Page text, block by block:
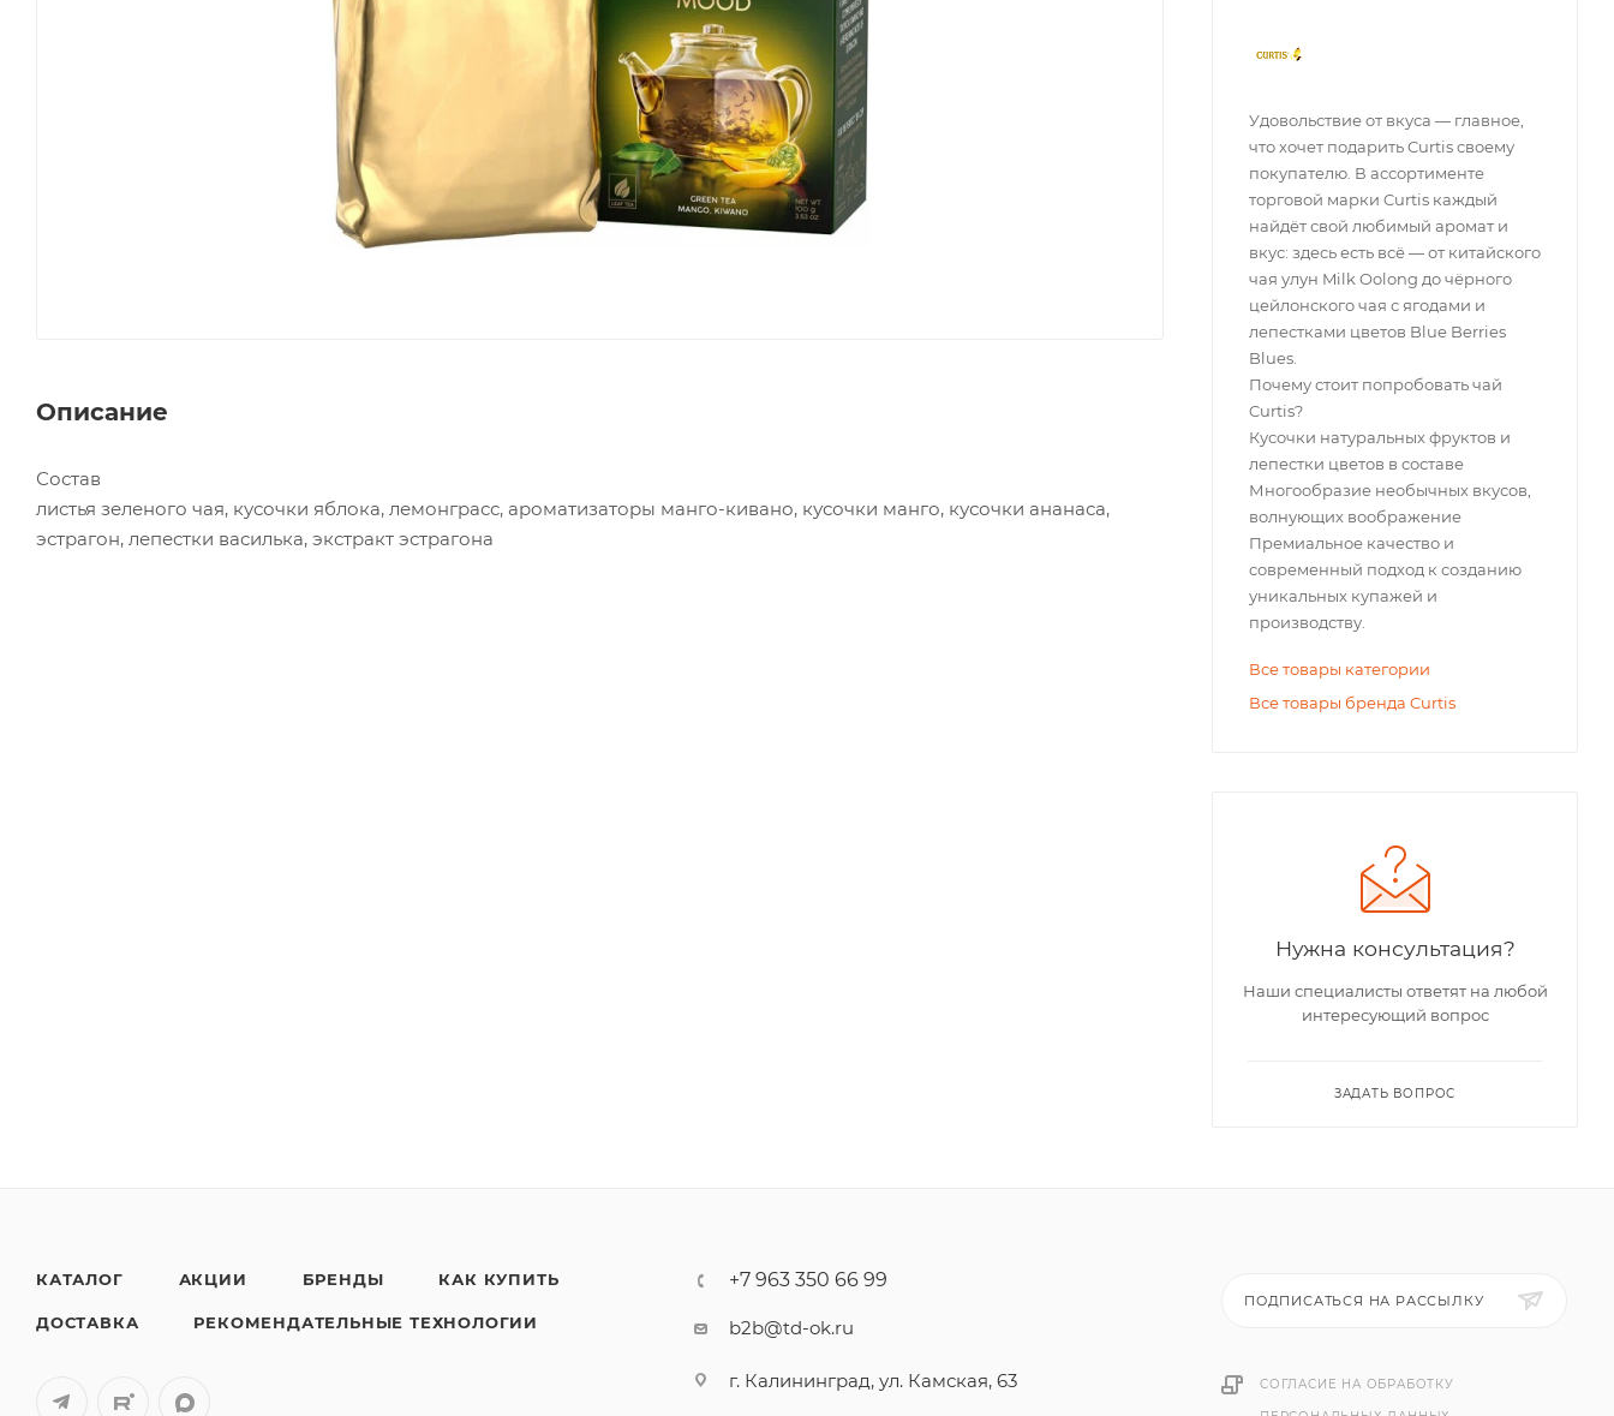
Описание
Состав
листья зеленого чая, кусочки яблока, лемонграсс, ароматизаторы манго-кивано, кусочки манго, кусочки ананаса,
эстрагон, лепестки василька, экстракт эстрагона
Удовольствие от вкуса — главное,
что хочет подарить Curtis своему
покупателю. В ассортименте
торговой марки Curtis каждый
найдёт свой любимый аромат и
вкус: здесь есть всё — от китайского
чая улун Milk Oolong до чёрного
цейлонского чая с ягодами и
лепестками цветов Blue Berries
Blues.
Почему стоит попробовать чай
Curtis?
Кусочки натуральных фруктов и
лепестки цветов в составе
Многообразие необычных вкусов,
волнующих воображение
Премиальное качество и
современный подход к созданию
уникальных купажей и
производству.
Все товары категории
Все товары бренда Curtis
Нужна консультация?
Наши специалисты ответят на любой
интересующий вопрос
ЗАДАТЬ ВОПРОС
КАТАЛОГ АКЦИИ БРЕНДЫ КАК КУПИТЬ
ДОСТАВКА РЕКОМЕНДАТЕЛЬНЫЕ ТЕХНОЛОГИИ
+7 963 350 66 99
b2b@td-ok.ru
г. Калининград, ул. Камская, 63
ПОДПИСАТЬСЯ НА РАССЫЛКУ
СОГЛАСИЕ НА ОБРАБОТКУ